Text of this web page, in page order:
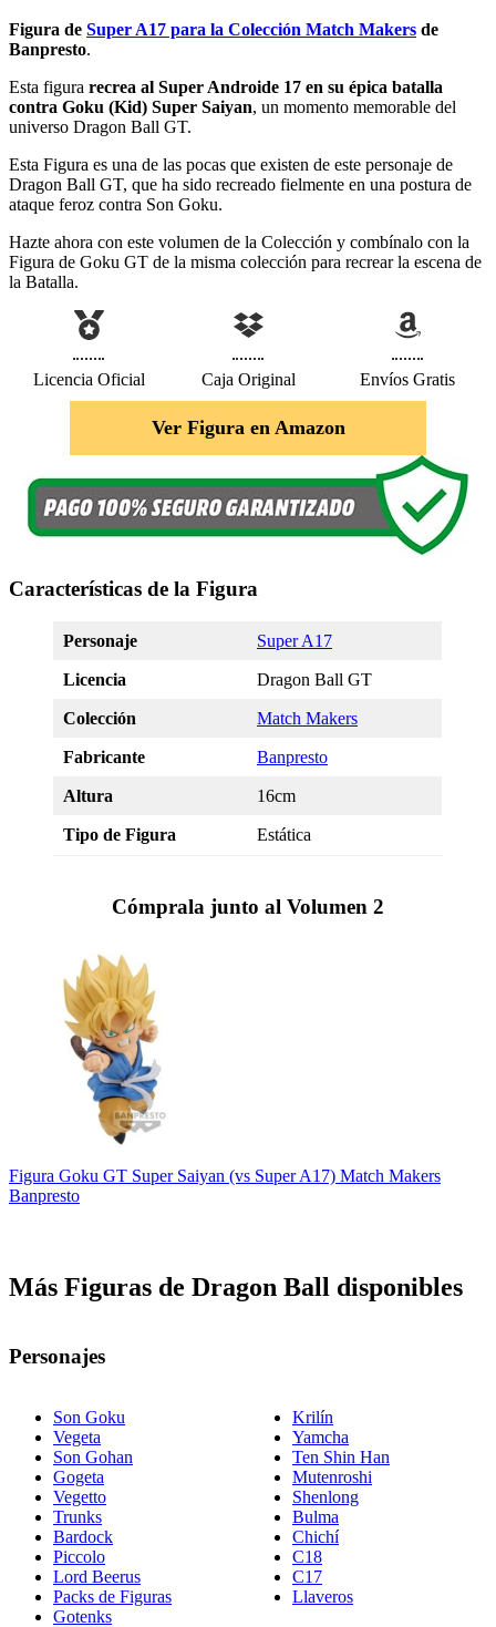
Figura de Super A17 para la Colección Match Makers de
Banpresto.
Esta figura recrea al Super Androide 17 en su épica batalla
contra Goku (Kid) Super Saiyan, un momento memorable del
universo Dragon Ball GT.
Esta Figura es una de las pocas que existen de este personaje de
Dragon Ball GT, que ha sido recreado fielmente en una postura de
ataque feroz contra Son Goku.
Hazte ahora con este volumen de la Colección y combínalo con la
Figura de Goku GT de la misma colección para recrear la escena de
la Batalla.
Licencia Oficial Caja Original Envíos Gratis
Ver Figura en Amazon
Características de la Figura
Personaje Super A17
Licencia Dragon Ball GT
Colección Match Makers
Fabricante Banpresto
Altura 16cm
Tipo de Figura Estática
Cómprala junto al Volumen 2
Figura Goku GT Super Saiyan (vs Super A17) Match Makers
Banpresto
Más Figuras de Dragon Ball disponibles
Personajes
Son Goku
Vegeta
Son Gohan
Gogeta
Vegetto
Trunks
Bardock
Piccolo
Lord Beerus
Packs de Figuras
Gotenks
Krilín
Yamcha
Ten Shin Han
Mutenroshi
Shenlong
Bulma
Chichí
C18
C17
Llaveros